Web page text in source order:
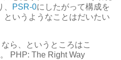
PSR-0にしたがって構成を
いうようなことはだいたい
ら、というところはこ
PHP: The Right Way